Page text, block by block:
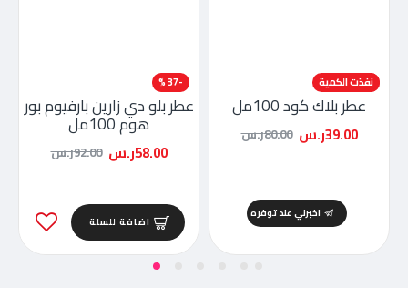
-51 %
نفذت الكمية
عطر بلاك كود 100مل
39.00ر.س 80.00ر.س
اخبرني عند توفره
-37 %
عطر بلو دي زارين بارفيوم بور
هوم 100مل
58.00ر.س 92.00ر.س
اضافة للسلة